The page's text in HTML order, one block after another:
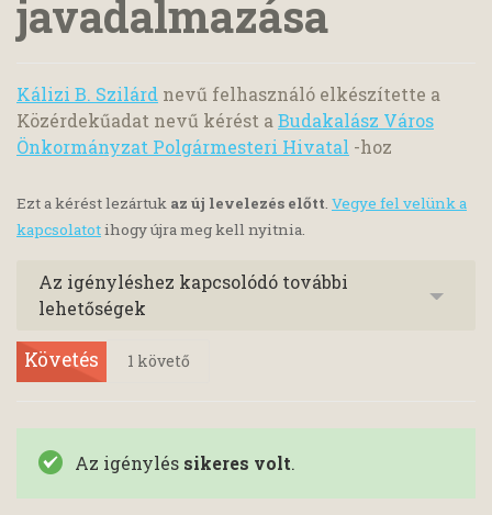
javadalmazása
Kálizi B. Szilárd nevű felhasználó elkészítette a
Közérdekűadat nevű kérést a Budakalász Város
Önkormányzat Polgármesteri Hivatal -hoz
Ezt a kérést lezártuk az új levelezés előtt. Vegye fel velünk a
kapcsolatotihogy újra meg kell nyitnia.
Az igényléshez kapcsolódó további
lehetőségek
Követés 1 követő
Az igénylés sikeres volt.